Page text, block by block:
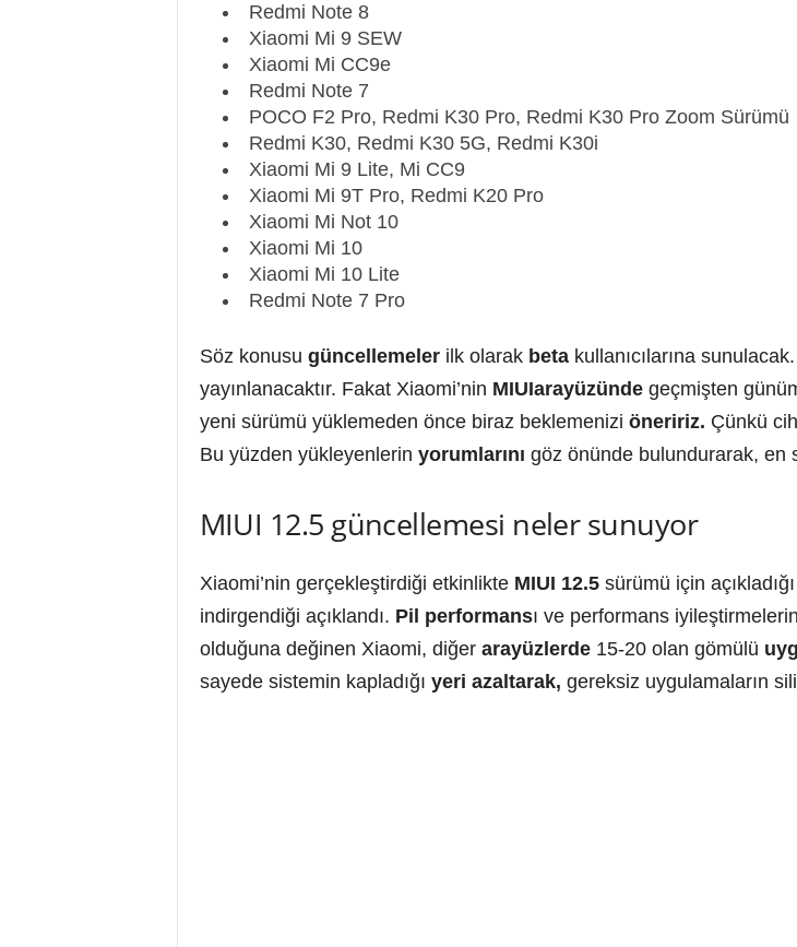
Redmi Note 8
Xiaomi Mi 9 SEW
Xiaomi Mi CC9e
Redmi Note 7
POCO F2 Pro, Redmi K30 Pro, Redmi K30 Pro Zoom Sürümü
Redmi K30, Redmi K30 5G, Redmi K30i
Xiaomi Mi 9 Lite, Mi CC9
Xiaomi Mi 9T Pro, Redmi K20 Pro
Xiaomi Mi Not 10
Xiaomi Mi 10
Xiaomi Mi 10 Lite
Redmi Note 7 Pro
Söz konusu güncellemelerilk olarak betakullanıcılarına
yayınlanacaktır. Fakat Xiaomi’nin MIUIarayüzündegeçmişten
yeni sürümü yüklemeden önce biraz beklemenizi öneririz. Çünkü
Bu yüzden yükleyenlerin yorumlarını göz önünde bulundurarak, en
MIUI 12.5 güncellemesi neler sunuyor
Xiaomi’nin gerçekleştirdiği etkinlikte MIUI 12.5sürümü için
indirgendiği açıklandı. Pil performansı ve performans
olduğuna değinen Xiaomi, diğer arayüzlerde15-20 olan gömülü
sayede sistemin kapladığı yeri azaltarak, gereksiz uygulamaların